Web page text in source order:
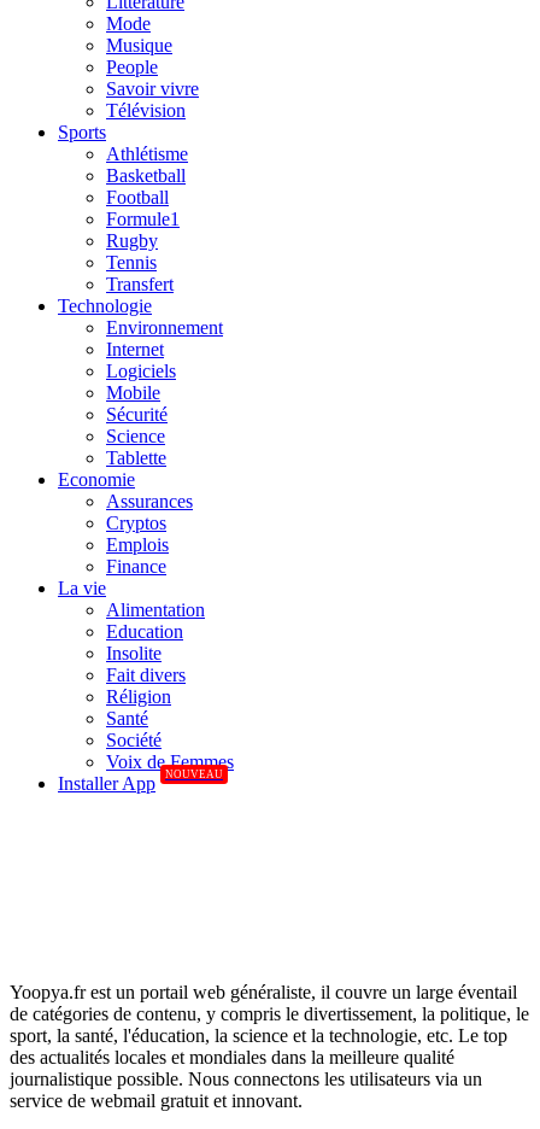
Mode
Musique
People
Savoir vivre
Télévision
Sports
Athlétisme
Basketball
Football
Formule1
Rugby
Tennis
Transfert
Technologie
Environnement
Internet
Logiciels
Mobile
Sécurité
Science
Tablette
Economie
Assurances
Cryptos
Emplois
Finance
La vie
Alimentation
Education
Insolite
Fait divers
Réligion
Santé
Société
Voix de Femmes
Installer App
NOUVEAU
Yoopya.fr est un portail web généraliste, il couvre un large éventail
de catégories de contenu, y compris le divertissement, la politique, le
sport, la santé, l'éducation, la science et la technologie, etc. Le top
des actualités locales et mondiales dans la meilleure qualité
journalistique possible. Nous connectons les utilisateurs via un
service de webmail gratuit et innovant.